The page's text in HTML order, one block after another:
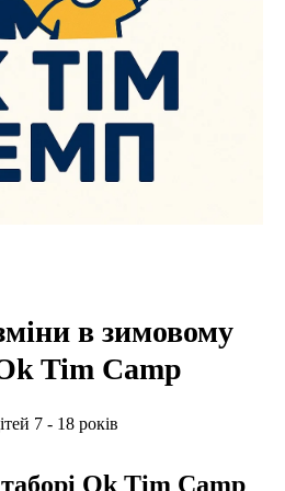
в зимовому
Tim Camp
7 - 18 років
Ok Tim Camp